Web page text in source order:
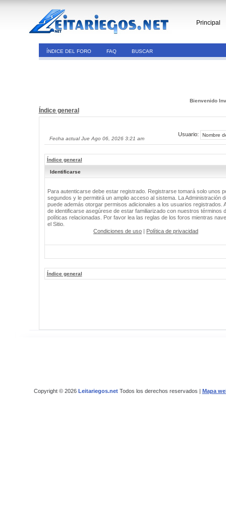
Principal
ÍNDICE DEL FORO FAQ BUSCAR
Bienvenido
Índice general
Fecha actual Jue Ago 06, 2026 3:21 am
Usuario:
Índice general
Identificarse
Para autenticarse debe estar registrado. Registrarse tomará solo unos
segundos y le permitirá un amplio acceso al sistema. La Administración
puede además otorgar permisos adicionales a los usuarios registrados.
de identificarse asegúrese de estar familiarizado con nuestros términos
políticas relacionadas. Por favor lea las reglas de los foros mientras
el Sitio.
Condiciones de uso | Política de privacidad
Índice general
Copyright © 2026 Leitariegos.netTodos los derechos reservados | Mapa